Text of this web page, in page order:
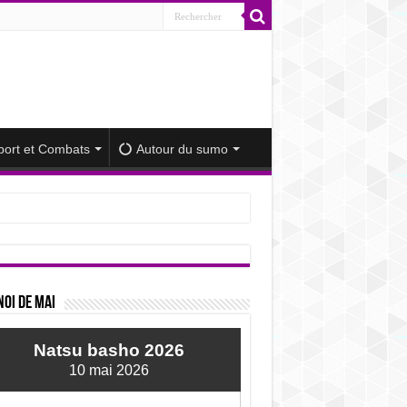
et Combats Autour du sumo
de mai
Natsu basho 2026
10 mai 2026